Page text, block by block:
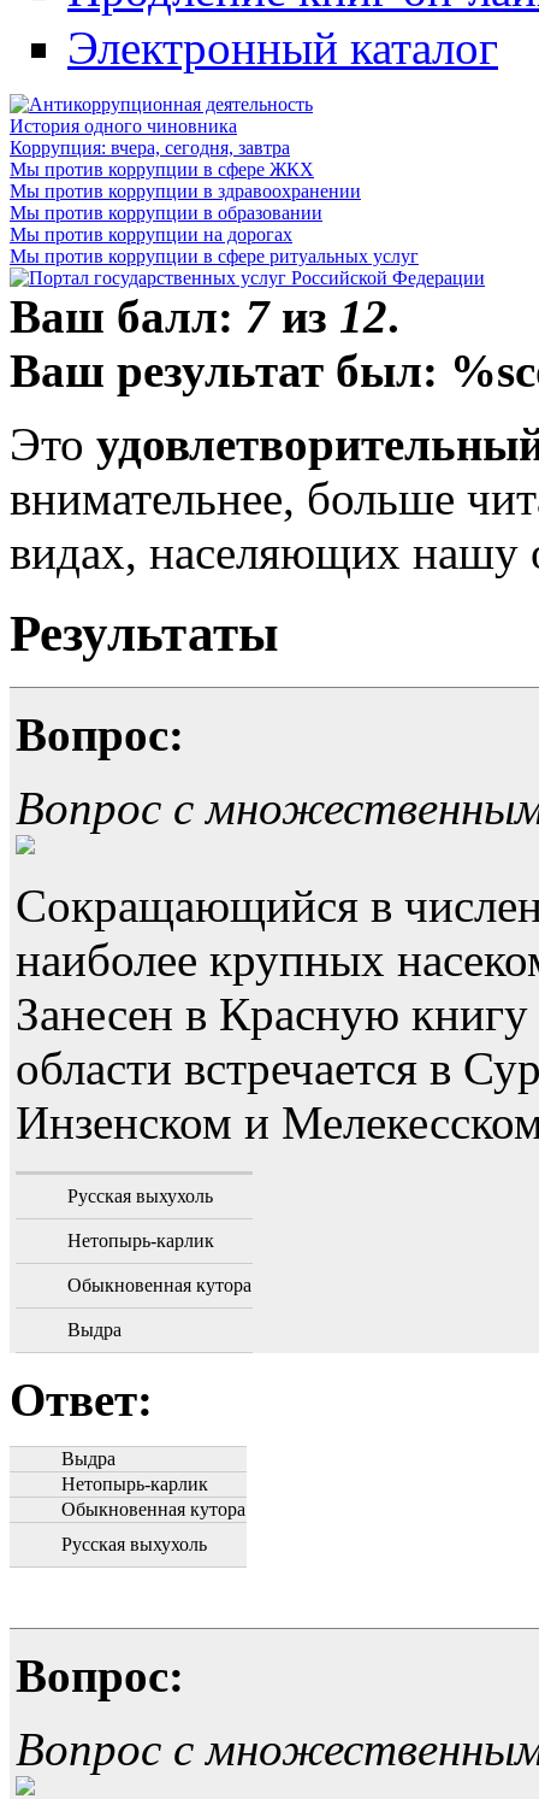
Электронный каталог
История одного чиновника
Коррупция: вчера, сегодня, завтра
Мы против коррупции в сфере ЖКХ
Мы против коррупции в здравоохранении
Мы против коррупции в образовании
Мы против коррупции на дорогах
Мы против коррупции в сфере ритуальных услуг
Ваш балл: 7из 12.
Ваш результат был:
Это
внимательнее, больше
видах, населяющих нашу
Результаты
Вопрос:
Вопрос с
Сокращающийся в
наиболее крупных
Занесен в Красную
области встречается в
Инзенском и
Русская выхухоль
Нетопырь-карлик
Обыкновенная кутора
Выдра
Ответ:
Выдра
Нетопырь-карлик
Обыкновенная кутора
Русская выхухоль
Вопрос:
Вопрос с